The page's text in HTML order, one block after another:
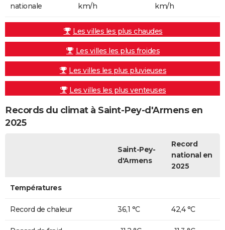
nationale
km/h
km/h
Les villes les plus chaudes
Les villes les plus froides
Les villes les plus pluvieuses
Les villes les plus venteuses
Records du climat à Saint-Pey-d'Armens en
2025
Saint-Pey-
d'Armens
Record
national en
2025
Températures
Record de chaleur 36,1 °C 42,4 °C